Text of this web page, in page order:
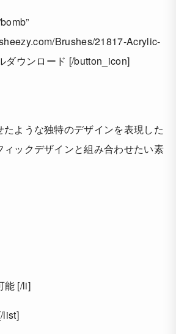
Brushes/21817-Acrylic-
ダウンロード [/button_icon]
ような独特のデザインを表現した
ィックデザインと組み合わせたい素
能 [/li]
list]